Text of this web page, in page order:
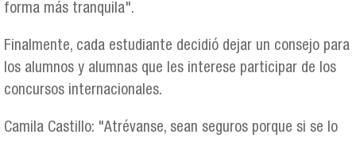
forma más tranquila".
Finalmente, cada estudiante decidió dejar un consejo para
los alumnos y alumnas que les interese participar de los
concursos internacionales.
Camila Castillo: "Atrévanse, sean seguros porque si se lo